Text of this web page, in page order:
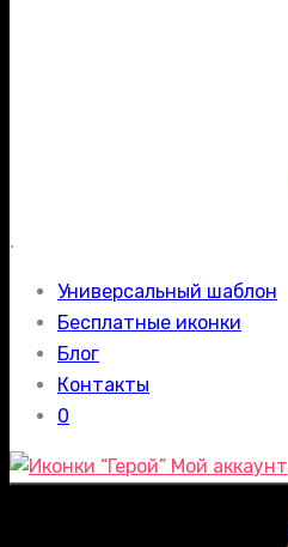
.
Универсальный шаблон
Бесплатные иконки
Блог
Контакты
0
Мой аккаунт